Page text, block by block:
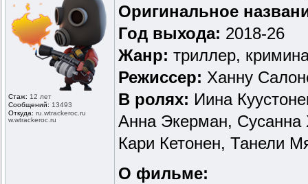
Стаж: 12 лет
Сообщений: 13493
Откуда: ru.wtrackeroc.ru
w.wtrackeroc .ru
Оригинальное
Год выхода: 2018-26
Жанр: триллер,
Режиссер: Ханну
В ролях: Иина
Анна Экерман,
Кари Кетонен, Танели
О фильме: